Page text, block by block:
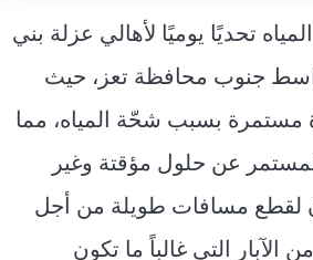
تحديًا يوميًا لأهالي عزلة بني
جنوب محافظة تعز، حيث
مستمرة بسبب شحّة المياه، مما
عن حلول مؤقتة وغير
لقطع مسافات طويلة من أجل
التي غالباً ما تكون